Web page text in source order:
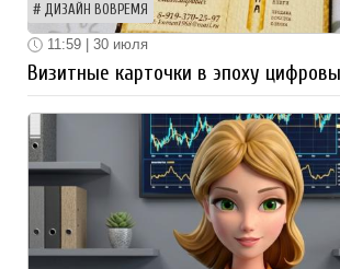
ДИЗАЙН ВОВРЕМЯ
11:59 | 30 июля
Визитные карточки в эпоху